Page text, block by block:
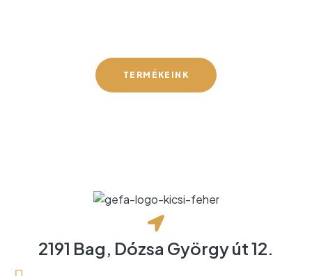
TERMÉKEINK
2191 Bag, Dózsa György út 12.